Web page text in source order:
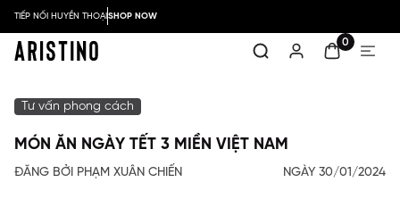
TIẾP NỐI HUYỀN THOẠISHOP NOW
0
Tư vấn phong cách
MÓN ĂN NGÀY TẾT 3 MIỀN VIỆT NAM
ĐĂNG BỞI PHẠM XUÂN CHIẾN NGÀY 30/01/2024